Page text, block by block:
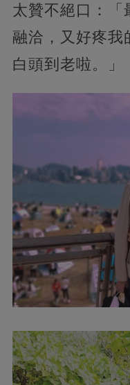
太贊不絕口：「
融洽，又好疼
白頭到老啦。」